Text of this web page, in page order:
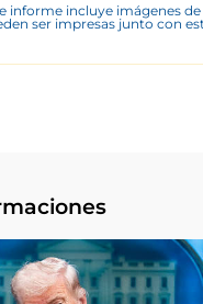
informe incluye imágenes
ser impresas junto con